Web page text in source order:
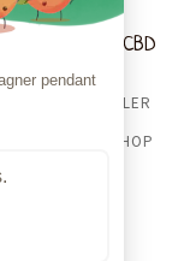
Magna CBD
BESTSELLER
CBD E-SHOP